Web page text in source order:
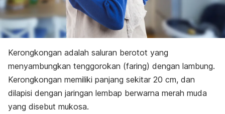
Kerongkongan adalah saluran berotot yang
menyambungkan tenggorokan (faring) dengan lambung.
Kerongkongan memiliki panjang sekitar 20 cm, dan
dilapisi dengan jaringan lembap berwarna merah muda
yang disebut mukosa.